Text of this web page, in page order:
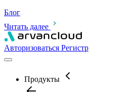
Блог
Читать далее
Авторизоваться Pегистр
Продукты